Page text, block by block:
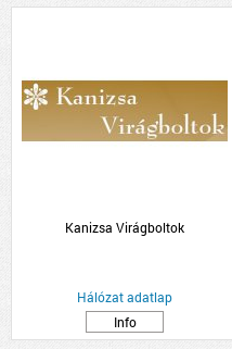
Kanizsa Virágboltok
Hálózat adatlap
Info